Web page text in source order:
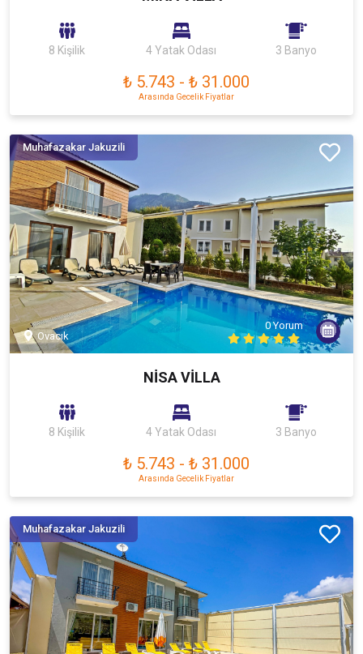
8 Kişilik 4 Yatak Odası 3 Banyo
₺ 5.743 - ₺ 31.000
Arasında Gecelik Fiyatlar
Muhafazakar Jakuzili
Ovacık
0 Yorum
NİSA VİLLA
8 Kişilik 4 Yatak Odası 3 Banyo
₺ 5.743 - ₺ 31.000
Arasında Gecelik Fiyatlar
Muhafazakar Jakuzili